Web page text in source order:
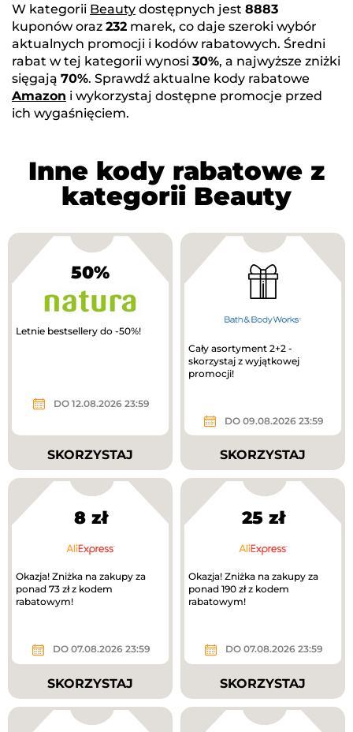
W kategorii Beauty dostępnych jest 8883
kuponów oraz 232 marek, co daje szeroki wybór
aktualnych promocji i kodów rabatowych. Średni
rabat w tej kategorii wynosi 30%, a najwyższe zniżki
sięgają 70%. Sprawdź aktualne kody rabatowe
Amazon i wykorzystaj dostępne promocje przed
ich wygaśnięciem.
Inne kody rabatowe z
kategorii Beauty
50%
Letnie bestsellery do -50%!
DO 12.08.2026 23:59
SKORZYSTAJ
Cały asortyment 2+2 -
skorzystaj z wyjątkowej
promocji!
DO 09.08.2026 23:59
SKORZYSTAJ
8 zł
Okazja! Zniżka na zakupy za
ponad 73 zł z kodem
rabatowym!
DO 07.08.2026 23:59
SKORZYSTAJ
25 zł
Okazja! Zniżka na zakupy za
ponad 190 zł z kodem
rabatowym!
DO 07.08.2026 23:59
SKORZYSTAJ